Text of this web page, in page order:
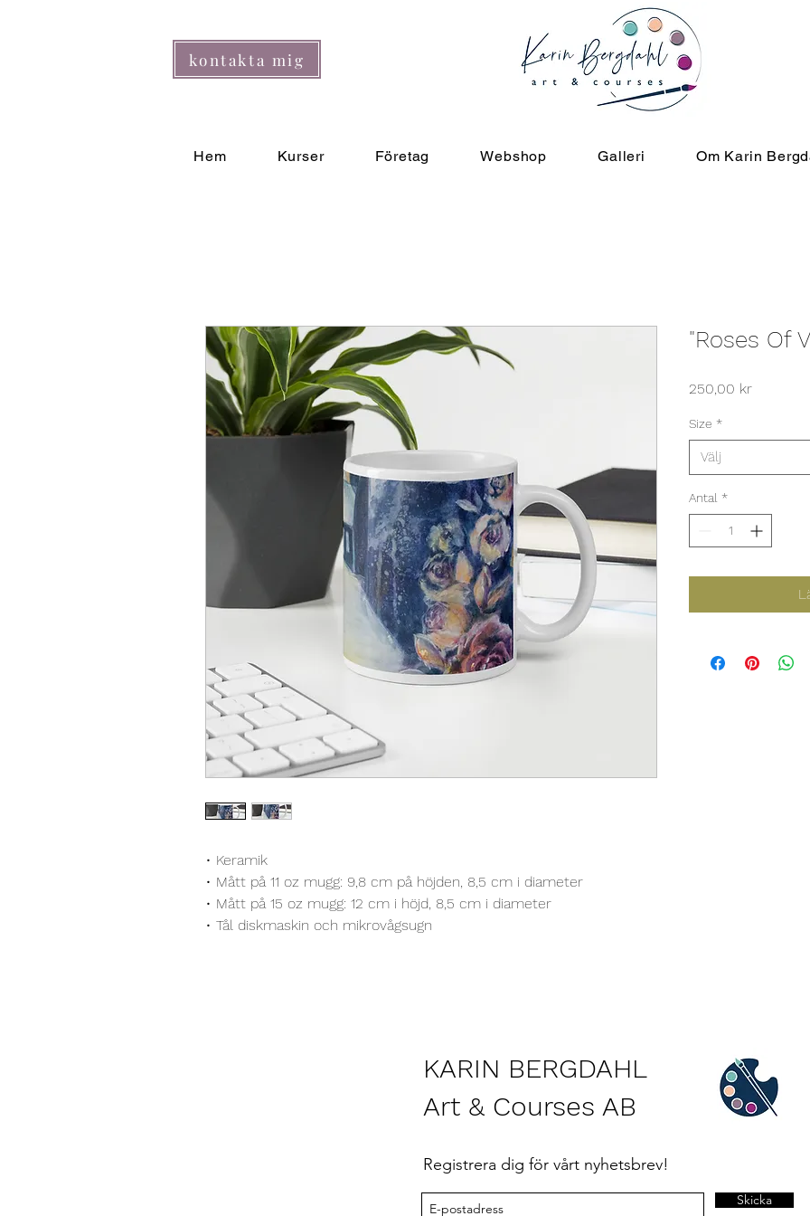
kontakta mig
Hem Kurser Företag Webshop Galleri Om Karin
• Keramik
• Mått på 11 oz mugg: 9,8 cm på höjden, 8,5 cm i diameter
• Mått på 15 oz mugg: 12 cm i höjd, 8,5 cm i diameter
• Tål diskmaskin och mikrovågsugn
"Roses Of
250,00 krPris
Size *
Välj
Antal *
KARIN BERGDAHL
Art & Courses AB
Registrera dig för vårt nyhetsbrev!
Skicka